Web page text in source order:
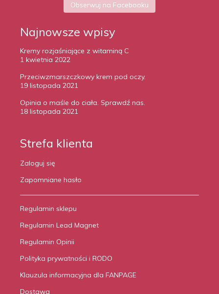
Obserwuj na Facebooku
Najnowsze wpisy
Kremy rozjaśniające z witaminą C
1 kwietnia 2022
Przeciwzmarszczkowy krem pod oczy.
19 listopada 2021
Opinia o maśle do ciała. Sprawdź nas.
18 listopada 2021
Strefa klienta
Zaloguj się
Zapomniane hasło
Regulamin sklepu
Regulamin Lead Magnet
Regulamin Opinii
Polityka prywatności i RODO
Klauzula informacyjna dla FANPAGE
Dostawa